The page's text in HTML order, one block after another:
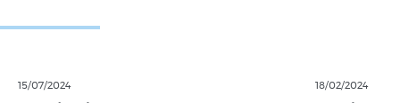
15/07/2024 18/02/2024